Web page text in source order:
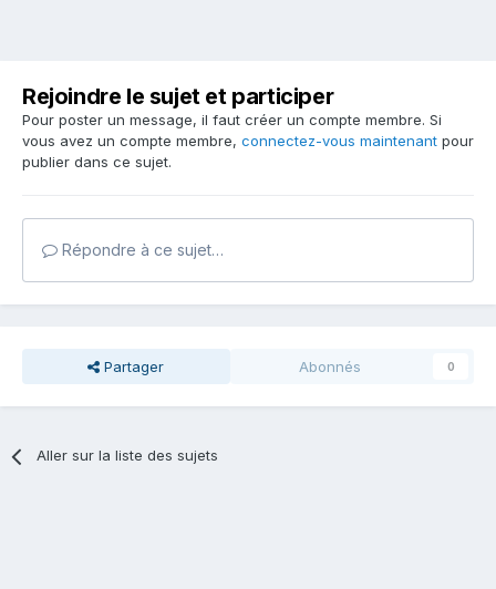
Rejoindre le sujet et participer
Pour poster un message, il faut créer un compte membre. Si
vous avez un compte membre, connectez-vous maintenant pour
publier dans ce sujet.
Répondre à ce sujet…
Partager Abonnés 0
Aller sur la liste des sujets